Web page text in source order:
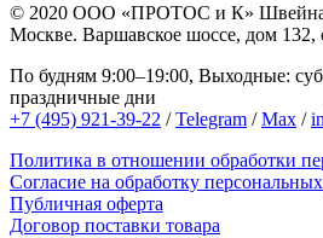
© 2020 ООО «ПРОТОС и К»
Москве. Варшавское шоссе, дом 132,
По будням 9:00–19:00, Выходные:
праздничные дни
+7 (495) 921-39-22 /Telegram /Max /
Политика в отношении обработки
Согласие на обработку
Публичная оферта
Договор поставки товара